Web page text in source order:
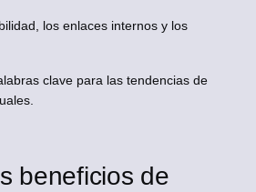
los enlaces internos y los
clave para las tendencias de
beneficios de